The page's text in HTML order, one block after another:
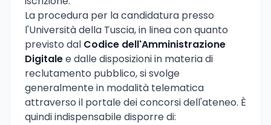
La procedura per la candidatura presso
l'Università della Tuscia, in linea con quanto
previsto dal Codice dell'Amministrazione
Digitalee dalle disposizioni in materia di
reclutamento pubblico, si svolge
generalmente in modalità telematica
attraverso il portale dei concorsi dell'ateneo. È
quindi indispensabile disporre di: